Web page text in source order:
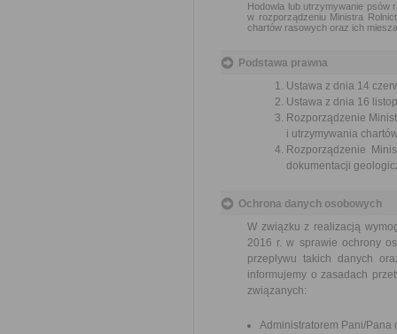
Hodowla lub utrzymywanie psów
w rozporządzeniu Ministra
chartów rasowych oraz ich
Podstawa prawna
Ustawa z dnia 14
Ustawa z dnia 16
Rozporządzenie
i utrzymywania
Rozporządzenie
dokumentacji
Ochrona danych osobowych
W związku z realizacją
2016 r. w sprawie ochrony
przepływu takich danych
informujemy o zasadach
związanych:
Administratorem Pani/Pana